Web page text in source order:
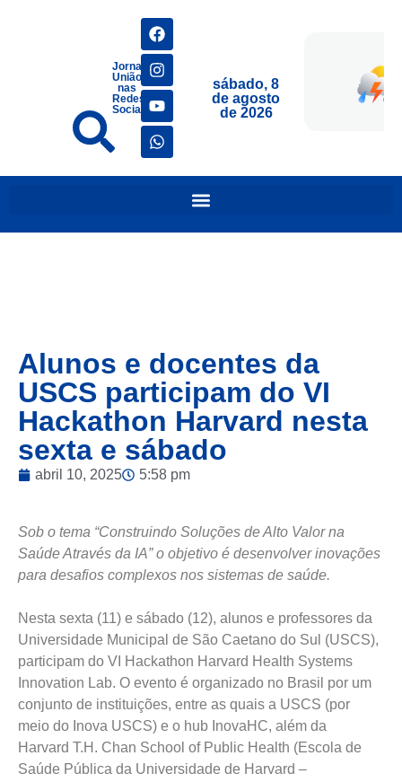
Jornais
União
nas
Redes
Sociais
sábado, 8
de agosto
de 2026
Alunos e docentes da
USCS participam do VI
Hackathon Harvard nesta
sexta e sábado
abril 10, 2025 5:58 pm
Sob o tema “Construindo Soluções de Alto Valor na
Saúde Através da IA” o objetivo é desenvolver inovações
para desafios complexos nos sistemas de saúde.
Nesta sexta (11) e sábado (12), alunos e professores da
Universidade Municipal de São Caetano do Sul (USCS),
participam do VI Hackathon Harvard Health Systems
Innovation Lab. O evento é organizado no Brasil por um
conjunto de instituições, entre as quais a USCS (por
meio do Inova USCS) e o hub InovaHC, além da
Harvard T.H. Chan School of Public Health (Escola de
Saúde Pública da Universidade de Harvard –